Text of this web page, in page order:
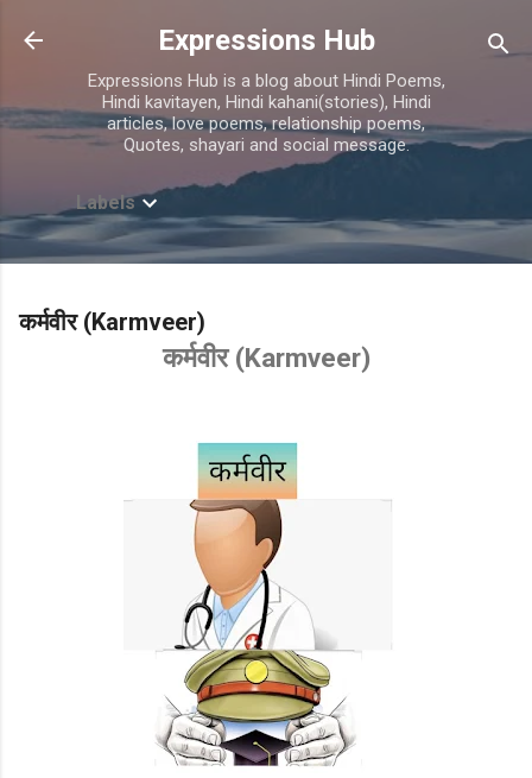
Skip to main content
Expressions Hub
Expressions Hub is a blog about Hindi Poems,
Hindi kavitayen, Hindi kahani(stories), Hindi
articles, love poems, relationship poems,
Quotes, shayari and social message.
Labels
कर्मवीर (Karmveer)
कर्मवीर (Karmveer)